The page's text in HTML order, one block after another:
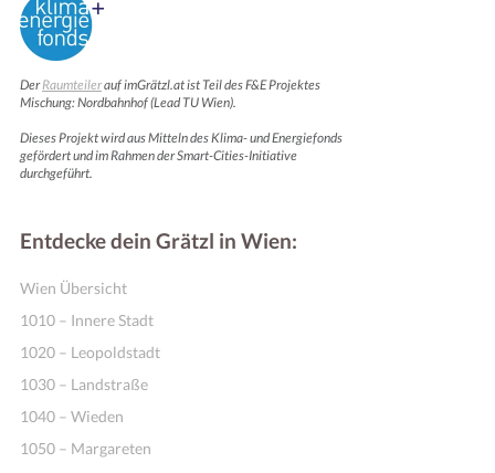
DerRaumteilerauf imGrätzl.at ist Teil des F&E Projektes
Mischung: Nordbahnhof (Lead TU Wien).
Dieses Projekt wird aus Mitteln des Klima- und Energiefonds
gefördert und im Rahmen der Smart-Cities-Initiative
durchgeführt.
Entdecke dein Grätzl in Wien:
Wien Übersicht
1010 – Innere Stadt
1020 – Leopoldstadt
1030 – Landstraße
1040 – Wieden
1050 – Margareten